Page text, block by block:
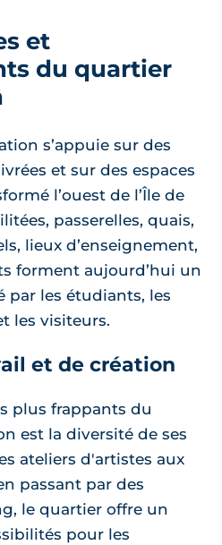
et
du quartier
s’appuie sur des
et sur des espaces
l’ouest de l’Île de
passerelles, quais,
lieux d’enseignement,
forment aujourd’hui un
par les étudiants, les
les visiteurs.
et de création
plus frappants du
est la diversité de ses
ateliers d'artistes aux
passant par des
le quartier offre un
pour les